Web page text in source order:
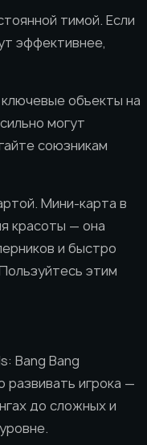
тимой. Если
эффективнее,
объекты на
могут
союзникам
Мини-карта в
красоты — она
и быстро
этим
Bang Bang
развивать игрока —
до сложных и